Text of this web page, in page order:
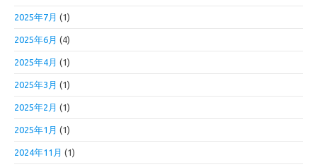
2025年7月 (1)
2025年6月 (4)
2025年4月 (1)
2025年3月 (1)
2025年2月 (1)
2025年1月 (1)
2024年11月 (1)